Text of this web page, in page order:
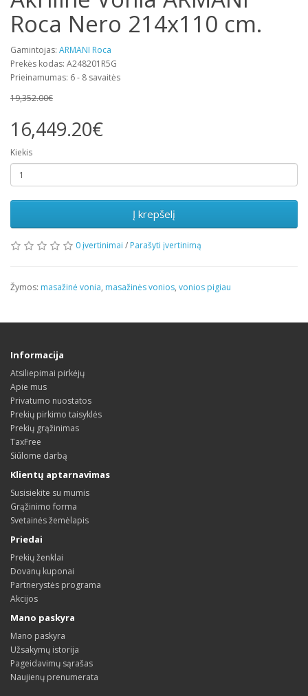
Roca Nero 214x110 cm.
Gamintojas: ARMANI Roca
Prekės kodas: A248201R5G
Prieinamumas: 6 - 8 savaitės
19,352.00€
16,449.20€
Kiekis
Į krepšelį
0 įvertinimai / Parašyti įvertinimą
Žymos: masažinė vonia, masažinės vonios, vonios pigiau
Informacija
Atsiliepimai pirkėjų
Apie mus
Privatumo nuostatos
Prekių pirkimo taisyklės
Prekių grąžinimas
TaxFree
Siūlome darbą
Klientų aptarnavimas
Susisiekite su mumis
Grąžinimo forma
Svetainės žemėlapis
Priedai
Prekių ženklai
Dovanų kuponai
Partnerystės programa
Akcijos
Mano paskyra
Mano paskyra
Užsakymų istorija
Pageidavimų sąrašas
Naujienų prenumerata